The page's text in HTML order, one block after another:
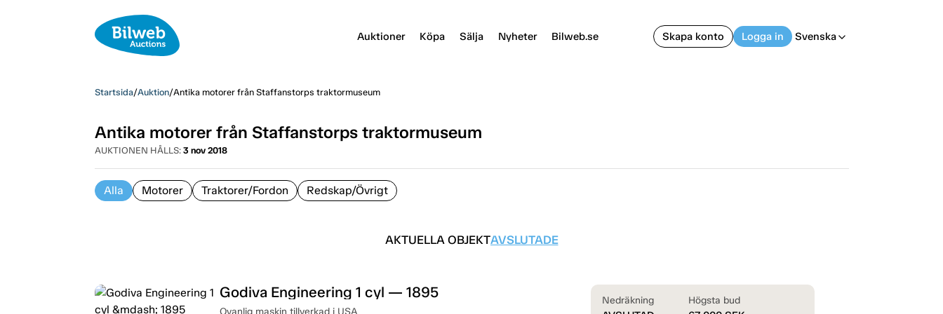
Auktioner Köpa Sälja Nyheter Bilweb.se Skapa konto Logga in Svenska arrow_back_ios
Startsida/Auktion/Antika motorer från Staffanstorps traktormuseum
Antika motorer från Staffanstorps traktormuseum
AUKTIONEN HÅLLS: 3 nov 2018
Alla Motorer Traktorer/Fordon Redskap/Övrigt
AKTUELLA OBJEKTAVSLUTADE
Godiva Engineering 1 cyl — 1895
Ovanlig maskin tillverkad i USA
Nedräkning Högsta bud